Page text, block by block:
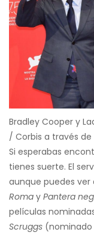
Bradley Cooper y
/ Corbis a través
Si esperabas
tienes suerte. El
aunque puedes
Roma y Pantera
películas
Scruggs (nominado